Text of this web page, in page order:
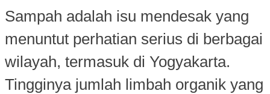
Sampah adalah isu mendesak yang
menuntut perhatian serius di berbagai
wilayah, termasuk di Yogyakarta.
Tingginya jumlah limbah organik yang